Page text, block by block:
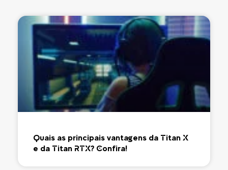
Quais as principais vantagens da Titan X
e da Titan RTX? Confira!